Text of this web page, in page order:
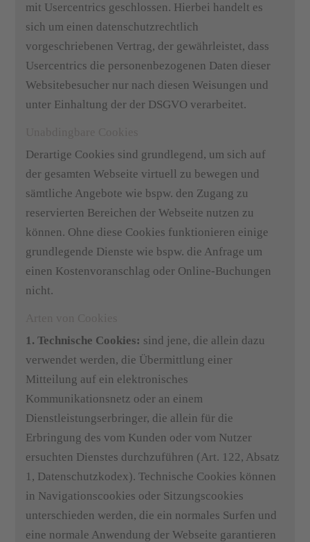
mit Usercentrics geschlossen. Hierbei handelt es
sich um einen datenschutzrechtlich
vorgeschriebenen Vertrag, der gewährleistet, dass
Usercentrics die personenbezogenen Daten dieser
Websitebesucher nur nach diesen Weisungen und
unter Einhaltung der der DSGVO verarbeitet.
Derartige Cookies sind grundlegend, um sich auf
der gesamten Webseite virtuell zu bewegen und
sämtliche Angebote wie bspw. den Zugang zu
reservierten Bereichen der Webseite nutzen zu
können. Ohne diese Cookies funktionieren einige
grundlegende Dienste wie bspw. die Anfrage um
einen Kostenvoranschlag oder Online-Buchungen
nicht.
1. Technische Cookies: sind jene, die allein dazu
verwendet werden, die Übermittlung einer
Mitteilung auf ein elektronisches
Kommunikationsnetz oder an einem
Dienstleistungserbringer, die allein für die
Erbringung des vom Kunden oder vom Nutzer
ersuchten Dienstes durchzuführen (Art. 122, Absatz
1, Datenschutzkodex). Technische Cookies können
in Navigationscookies oder Sitzungscookies
unterschieden werden, die ein normales Surfen und
eine normale Anwendung der Webseite garantieren